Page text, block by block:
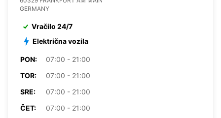
GERMANY
Vračilo 24/7
Električna vozila
PON:
07:00 - 21:00
TOR:
07:00 - 21:00
SRE:
07:00 - 21:00
ČET:
07:00 - 21:00